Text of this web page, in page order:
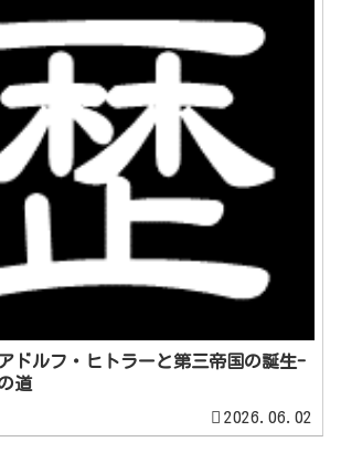
ドルフ・ヒトラーと第三帝国の誕生-
道
2026.06.02